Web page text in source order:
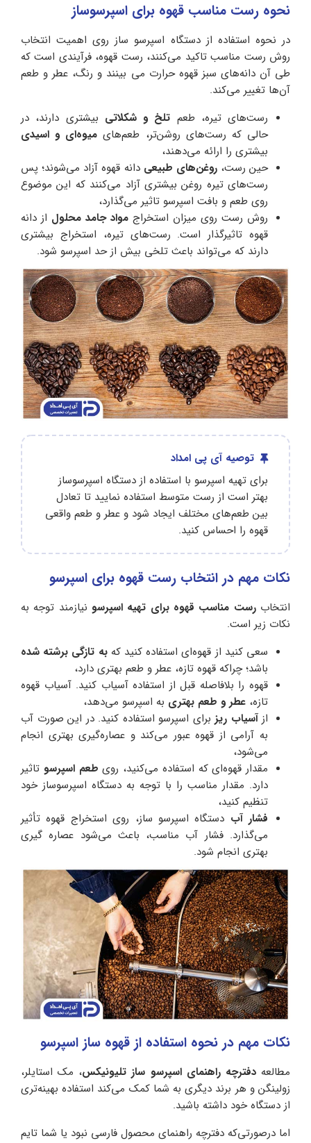
نحوه رست مناسب قهوه برای اسپرسوساز
در نحوه استفاده از دستگاه اسپرسو ساز روی اهمیت انتخاب
روش رست مناسب تاکید می‌کنند، رست قهوه، فرآیندی است که
طی آن دانه‌‌های سبز قهوه حرارت می‌ بینند و رنگ، عطر و طعم
آن‌ها تغییر می‌‌کند.
رست‌‌های تیره، طعم تلخ و شکلاتی بیشتری دارند، در
حالی که رست‌‌های روشن‌‌تر، طعم‌‌های میوه‌‌ای و اسیدی
بیشتری را ارائه می‌‌دهند،
حین رست،روغن‌‌های طبیعی دانه قهوه آزاد می‌‌شوند؛ پس
رست‌‌های تیره روغن بیشتری آزاد می‌‌کنند که این موضوع
روی طعم و بافت اسپرسو تاثیر می‌گذارد،
روش رست روی میزان استخراج مواد جامد محلول از دانه
قهوه تاثیرگذار است. رست‌‌های تیره، استخراج بیشتری
دارند که می‌‌تواند باعث تلخی بیش از حد اسپرسو شود.
توصیه آی پی امداد
برای تهیه اسپرسو با استفاده از دستگاه اسپرسوساز
بهتر است از رست متوسط استفاده نمایید تا تعادل
بین طعم‌های مختلف ایجاد شود و عطر و طعم واقعی
قهوه را احساس کنید.
نکات مهم در انتخاب رست قهوه برای اسپرسو
انتخابرست مناسب قهوه برای تهیه اسپرسو نیازمند توجه به
نکات زیر است.
سعی کنید از قهوه‌ای استفاده کنید کهبه تازگی برشته شده
باشد؛ چراکه قهوه تازه، عطر و طعم بهتری دارد،
قهوه را بلافاصله قبل از استفاده آسیاب کنید. آسیاب قهوه
تازه، عطر و طعم بهتری به اسپرسو می‌دهد،
ازآسیاب ریز برای اسپرسو استفاده کنید. در این صورت آب
به آرامی از قهوه عبور می‌کند و عصاره‌گیری بهتری انجام
می‌شود،
مقدار قهوه‌ای که استفاده می‌کنید، روی طعم اسپرسو تاثیر
دارد. مقدار مناسب را با توجه به دستگاه اسپرسوساز خود
تنظیم کنید،
فشار آب دستگاه اسپرسو ساز، روی استخراج قهوه تأثیر
می‌گذارد. فشار آب مناسب، باعث می‌شود عصاره گیری
بهتری انجام شود.
نکات مهم در نحوه استفاده از قهوه ساز اسپرسو
مطالعهدفترچه راهنمای اسپرسو ساز تلیونیکس، مک استایلر،
زولینگن و هر برند دیگری به شما کمک می‌کند استفاده بهینه‌تری
از دستگاه خود داشته باشید.
اما درصورتی‌که دفترچه راهنمای محصول فارسی نبود یا شما تایم